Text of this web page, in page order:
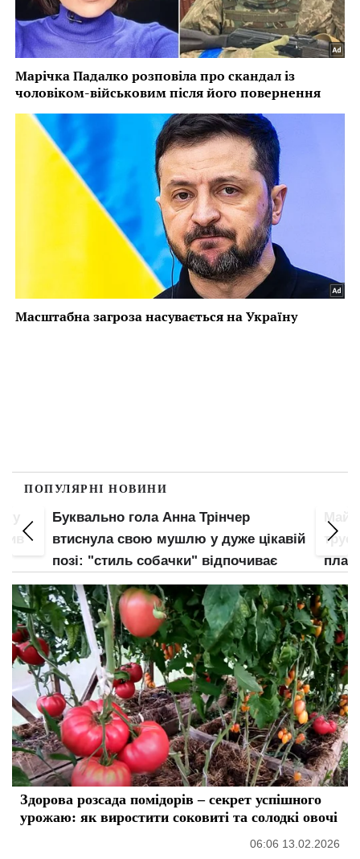
ПОПУЛЯРНІ НОВИНИ
Буквально гола Анна Трінчер
втиснула свою мушлю у дуже цікавій
позі: "стиль собачки" відпочиває
Здорова розсада помідорів – секрет успішного
урожаю: як виростити соковиті та солодкі овочі
06:06 13.02.2026